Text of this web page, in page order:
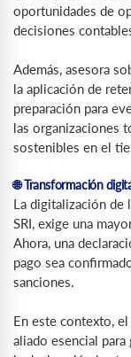
oportunidades de
decisiones
Además, asesora
la aplicación de
preparación para
las organizaciones
sostenibles en el
🌐 Transformación
La digitalización de
SRI, exige una
Ahora, una
pago sea
sanciones.
En este contexto, el
aliado esencial